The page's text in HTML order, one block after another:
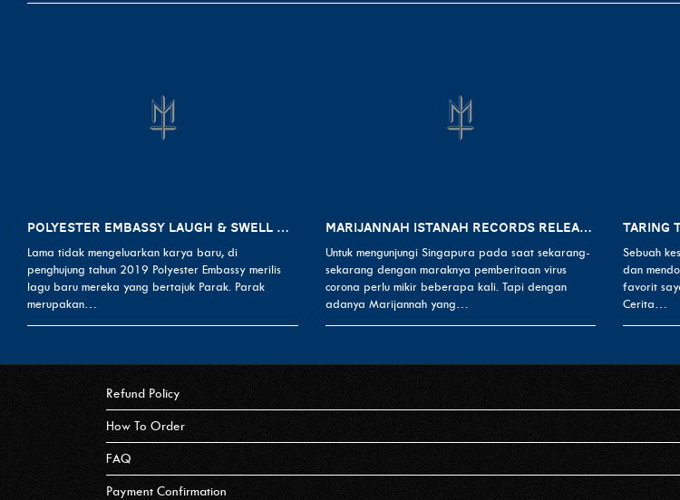
POLYESTER EMBASSY LAUGH & SWELL MINI TOUR 2020 (SUKABUMI)
Lama tidak mengeluarkan karya baru, di
penghujung tahun 2019 Polyester Embassy merilis
lagu baru mereka yang bertajuk Parak. Parak
merupakan…
MARIJANNAH ISTANAH RECORDS RELEASE SHOW
Untuk mengunjungi Singapura pada saat sekarang-
sekarang dengan maraknya pemberitaan virus
corona perlu mikir beberapa kali. Tapi dengan
adanya Marijannah yang…
TARING
Sebuah
dan
favorit
Cerita…
Refund Policy
How To Order
FAQ
Payment Confirmation